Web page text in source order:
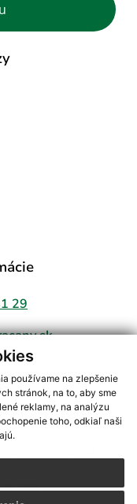
používame na zlepšenie
stránok, na to, aby sme
reklamy, na analýzu
toho, odkiaľ naši
29
s využitím RSS
Mapa stránok,web portál
,registrácia domény